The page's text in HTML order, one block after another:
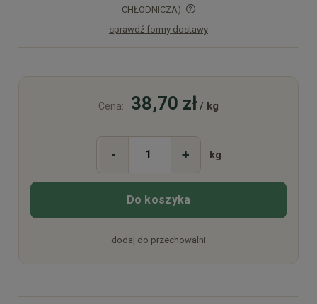
CHŁODNICZA)
Cena nie zawiera ewentualnych kosztów płatności
sprawdź formy dostawy
Cena: 38,70 zł/ kg
- + kg
Do koszyka
dodaj do przechowalni